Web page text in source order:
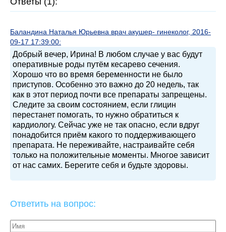
Баландина Наталья Юрьевна врач акушер- гинеколог, 2016-
09-17 17:39:00:
Добрый вечер, Ирина! В любом случае у вас будут
оперативные роды путём кесарево сечения.
Хорошо что во время беременности не было
приступов. Особенно это важно до 20 недель, так
как в этот период почти все препараты запрещены.
Следите за своим состоянием, если глицин
перестанет помогать, то нужно обратиться к
кардиологу. Сейчас уже не так опасно, если вдруг
понадобится приём какого то поддерживающего
препарата. Не переживайте, настраивайте себя
только на положительные моменты. Многое зависит
от нас самих. Берегите себя и будьте здоровы.
Ответить на вопрос: